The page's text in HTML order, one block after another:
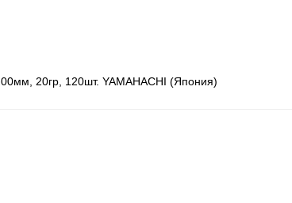
20гр, 120шт. YAMAHACHI (Япония)